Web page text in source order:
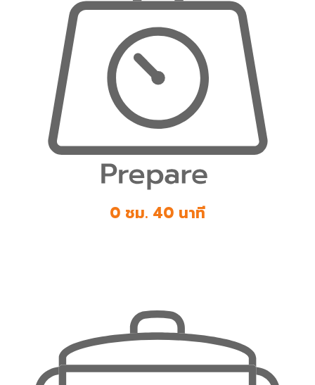
0 ชม. 40 นาที